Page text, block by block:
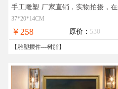
手工雕塑 厂家直销，实物拍摄，
付，全国免邮
37*20*14CM
￥258 原价： 530
【雕塑摆件---树脂】